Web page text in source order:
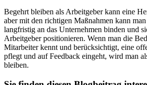
Begehrt bleiben als Arbeitgeber kann eine
aber mit den richtigen Maßnahmen kann
langfristig an das Unternehmen binden und
Arbeitgeber positionieren. Wenn man die
Mitarbeiter kennt und berücksichtigt, eine
pflegt und auf Feedback eingeht, wird man
bleiben.